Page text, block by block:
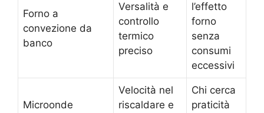
Forno a
convezione da
banco
Versalità e
controllo
termico
preciso
l’effetto
forno
senza
consumi
eccessivi
Microonde
Velocità nel
riscaldare e
Chi cerca
praticità